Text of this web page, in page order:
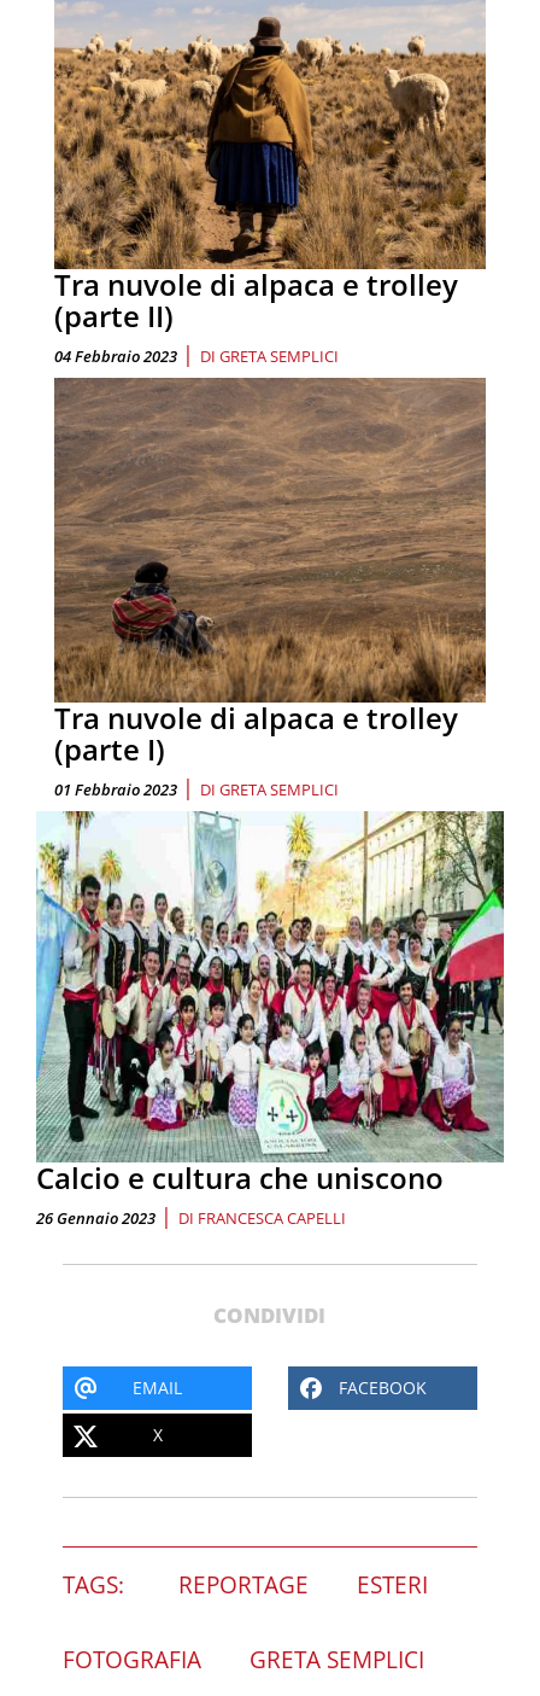
Tra nuvole di alpaca e trolley
(parte II)
04 Febbraio 2023 | DI GRETA SEMPLICI
Tra nuvole di alpaca e trolley
(parte I)
01 Febbraio 2023 | DI GRETA SEMPLICI
Calcio e cultura che uniscono
26 Gennaio 2023 | DI FRANCESCA CAPELLI
CONDIVIDI
EMAIL FACEBOOK
X
TAGS: REPORTAGE ESTERI
FOTOGRAFIA GRETA SEMPLICI